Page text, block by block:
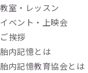
教室・レッスン
イベント・上映会
ご挨拶
胎内記憶とは
胎内記憶教育協会とは